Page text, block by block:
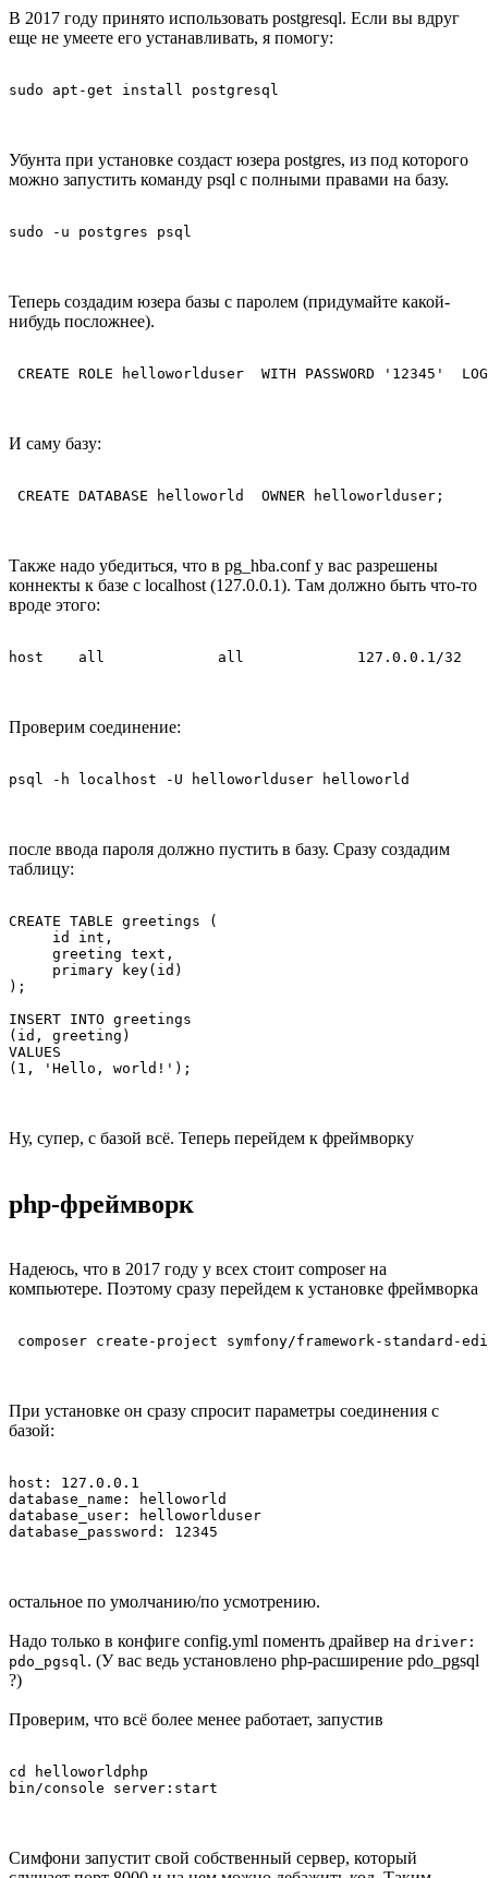
В 2017 году принято использовать postgresql. Если вы вдруг
еще не умеете его устанавливать, я помогу:
sudo apt-get install postgresql
Убунта при установке создаст юзера postgres, из под которого
можно запустить команду psql с полными правами на базу.
sudo -u postgres psql
Теперь создадим юзера базы с паролем (придумайте какой-
нибудь посложнее).
CREATE ROLE helloworlduser  WITH PASSWORD '12345'
И саму базу:
CREATE DATABASE helloworld  OWNER helloworlduser;
Также надо убедиться, что в pg_hba.conf у вас разрешены
коннекты к базе с localhost (127.0.0.1). Там должно быть что-то
вроде этого:
host    all             all             127.0.0.1/32
Проверим соединение:
psql -h localhost -U helloworlduser helloworld
после ввода пароля должно пустить в базу. Сразу создадим
таблицу:
CREATE TABLE greetings (
     id int,
     greeting text,
     primary key(id)
);
INSERT INTO greetings
(id, greeting)
VALUES
Ну, супер, с базой всё. Теперь перейдем к фреймворку
php-фреймворк
Надеюсь, что в 2017 году у всех стоит composer на
компьютере. Поэтому сразу перейдем к установке фреймворка
composer create-project symfony/framework-standard-
При установке он сразу спросит параметры соединения с
базой:
host: 127.0.0.1
database_name: helloworld
database_user: helloworlduser
database_password: 12345
остальное по умолчанию/по усмотрению.
Надо только в конфиге config.yml поменть драйвер на driver:
pdo_pgsql. (У вас ведь установлено php-расширение pdo_pgsql
?)
Проверим, что всё более менее работает, запустив
cd helloworldphp
Симфони запустит свой собственный сервер, который